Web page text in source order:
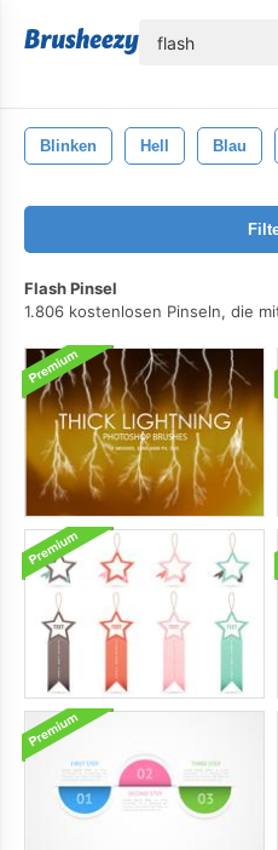
Blinken Hell Blau
Flash Pinsel
1.806 kostenlosen Pinseln, die